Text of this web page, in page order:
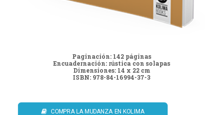
Paginación: 142 páginas
Encuadernación: rústica con solapas
Dimensiones: 14 x 22 cm
ISBN: 978-84-16994-37-3
COMPRA LA MUDANZA EN KOLIMA